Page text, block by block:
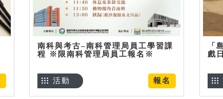
南科與考古–南科管理局員工學習課
程 ※限南科管理局員工報名※
報名
活動
「
戲